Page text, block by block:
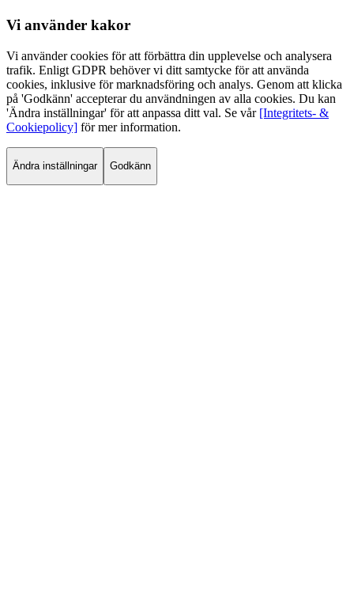
Vi använder kakor
Vi använder cookies för att förbättra din upplevelse och analysera
trafik. Enligt GDPR behöver vi ditt samtycke för att använda
cookies, inklusive för marknadsföring och analys. Genom att klicka
på 'Godkänn' accepterar du användningen av alla cookies. Du kan
'Ändra inställningar' för att anpassa ditt val. Se vår [Integritets- &
Cookiepolicy] för mer information.
Ändra inställningar Godkänn